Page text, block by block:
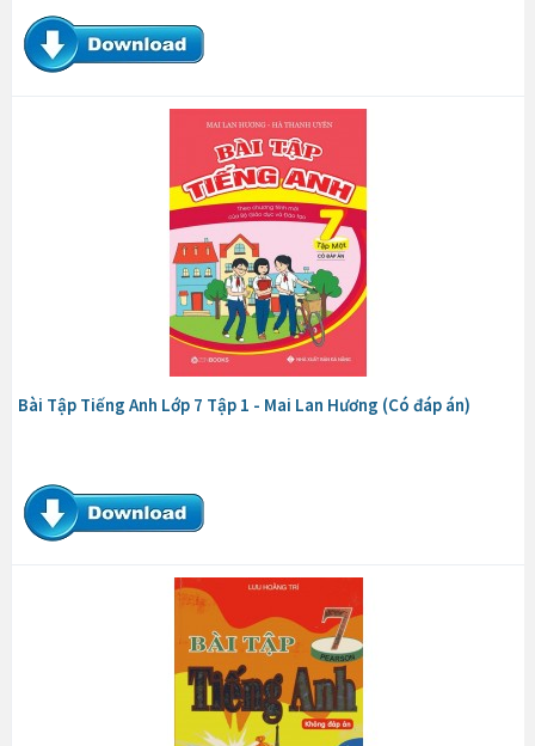
Bài Tập Tiếng Anh Lớp 7 Tập 1 - Mai Lan Hương (Có đáp án)